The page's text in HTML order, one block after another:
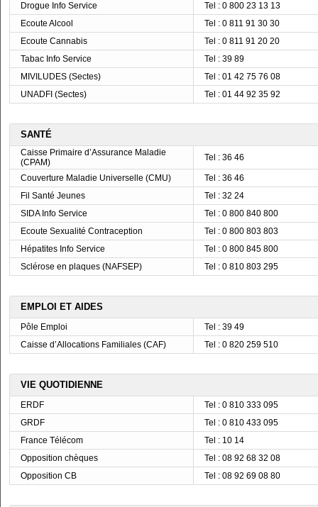
Drogue Info Service
Tel : 0 800 23 13 13
Ecoute Alcool
Tel : 0 811 91 30 30
Ecoute Cannabis
Tel : 0 811 91 20 20
Tabac Info Service
Tel : 39 89
MIVILUDES (Sectes)
Tel : 01 42 75 76 08
UNADFI (Sectes)
Tel : 01 44 92 35 92
SANTÉ
Caisse Primaire d’Assurance Maladie
(CPAM)
Tel : 36 46
Couverture Maladie Universelle (CMU)
Tel : 36 46
Fil Santé Jeunes
Tel : 32 24
SIDA Info Service
Tel : 0 800 840 800
Ecoute Sexualité Contraception
Tel : 0 800 803 803
Hépatites Info Service
Tel : 0 800 845 800
Sclérose en plaques (NAFSEP)
Tel : 0 810 803 295
EMPLOI ET AIDES
Pôle Emploi
Tel : 39 49
Caisse d’Allocations Familiales (CAF)
Tel : 0 820 259 510
VIE QUOTIDIENNE
ERDF
Tel : 0 810 333 095
GRDF
Tel : 0 810 433 095
France Télécom
Tel : 10 14
Opposition chèques
Tel : 08 92 68 32 08
Opposition CB
Tel : 08 92 69 08 80